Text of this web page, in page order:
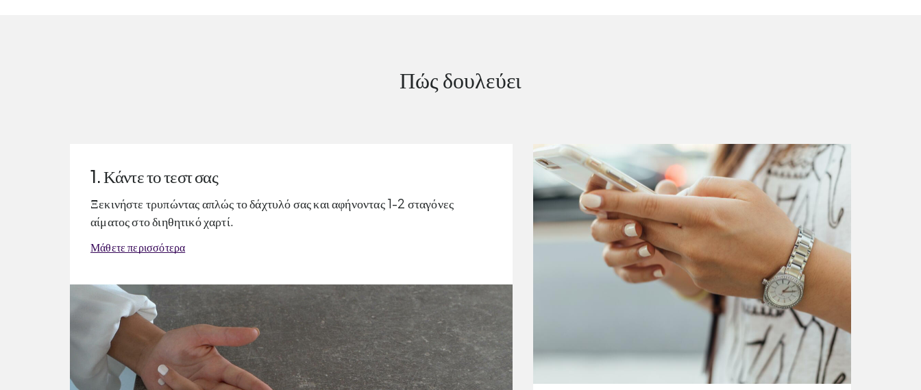
Πώς δουλεύει
1. Κάντε το τεστ σας
Ξεκινήστε τρυπώντας απλώς το δάχτυλό σας και αφήνοντας 1-2 σταγόνες
αίματος στο διηθητικό χαρτί.
Μάθετε περισσότερα